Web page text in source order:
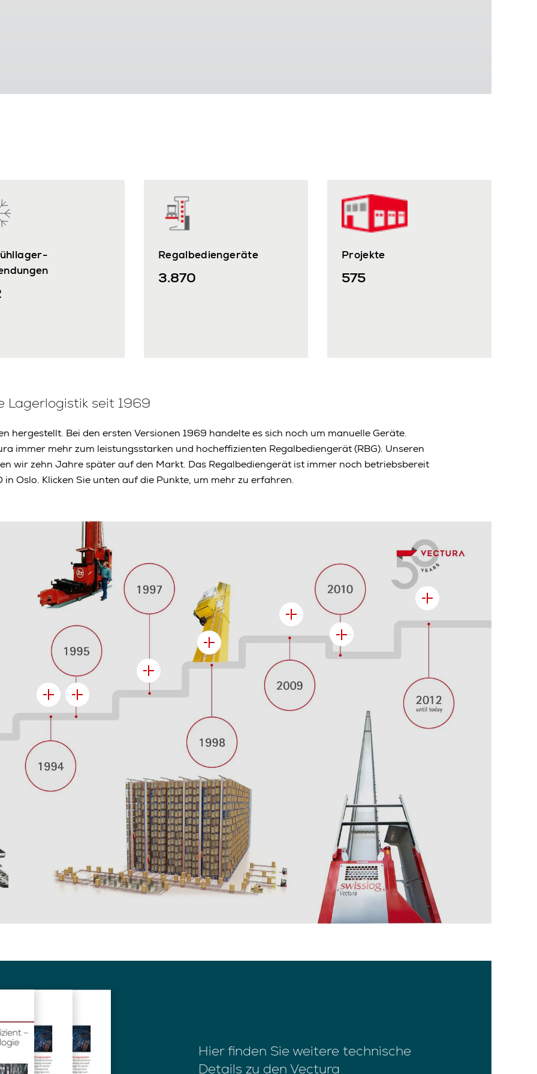
Regalbediengeräte
3.870
Projekte
575
Lagerlogistik seit 1969
hergestellt. Bei den ersten Versionen 1969 handelte es sich noch um manuelle Geräte.
immer mehr zum leistungsstarken und hocheffizienten Regalbediengerät (RBG). Unseren
wir zehn Jahre später auf den Markt. Das Regalbediengerät ist immer noch betriebsbereit
Oslo. Klicken Sie unten auf die Punkte, um mehr zu erfahren.
Hier finden Sie weitere technische
Details zu den Vectura